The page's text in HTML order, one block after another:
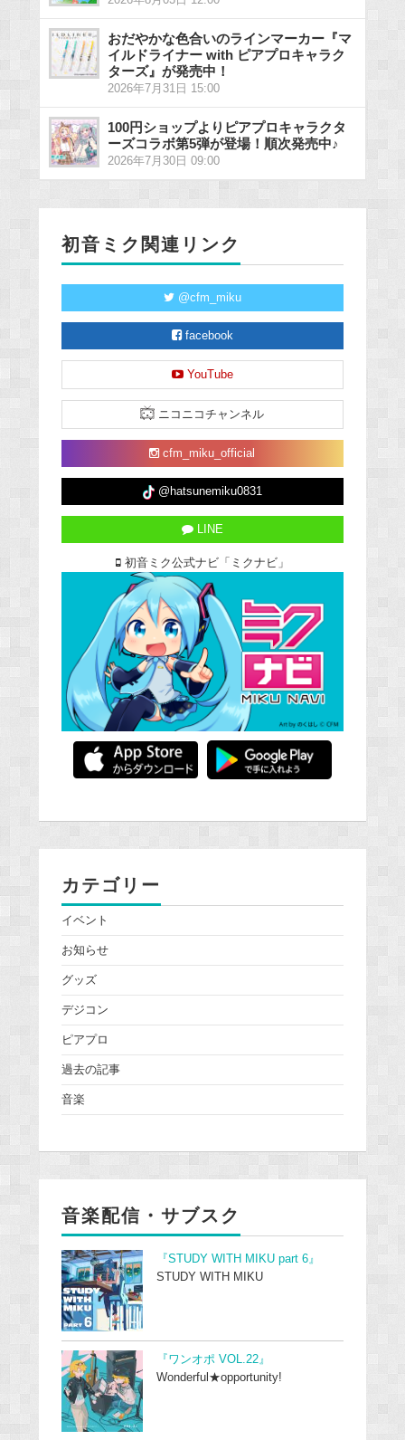
おだやかな色合いのラインマーカー『マ
イルドライナー with ピアプロキャラク
ターズ』が発売中！
2026年7月31日 15:00
100円ショップよりピアプロキャラクタ
ーズコラボ第5弾が登場！順次発売中♪
2026年7月30日 09:00
初音ミク関連リンク
@cfm_miku
facebook
YouTube
ニコニコチャンネル
cfm_miku_official
@hatsunemiku0831
LINE
初音ミク公式ナビ「ミクナビ」
カテゴリー
イベント
お知らせ
グッズ
デジコン
ピアプロ
過去の記事
音楽
音楽配信・サブスク
『STUDY WITH MIKU part 6』
STUDY WITH MIKU
『ワンオポ VOL.22』
Wonderful★opportunity!